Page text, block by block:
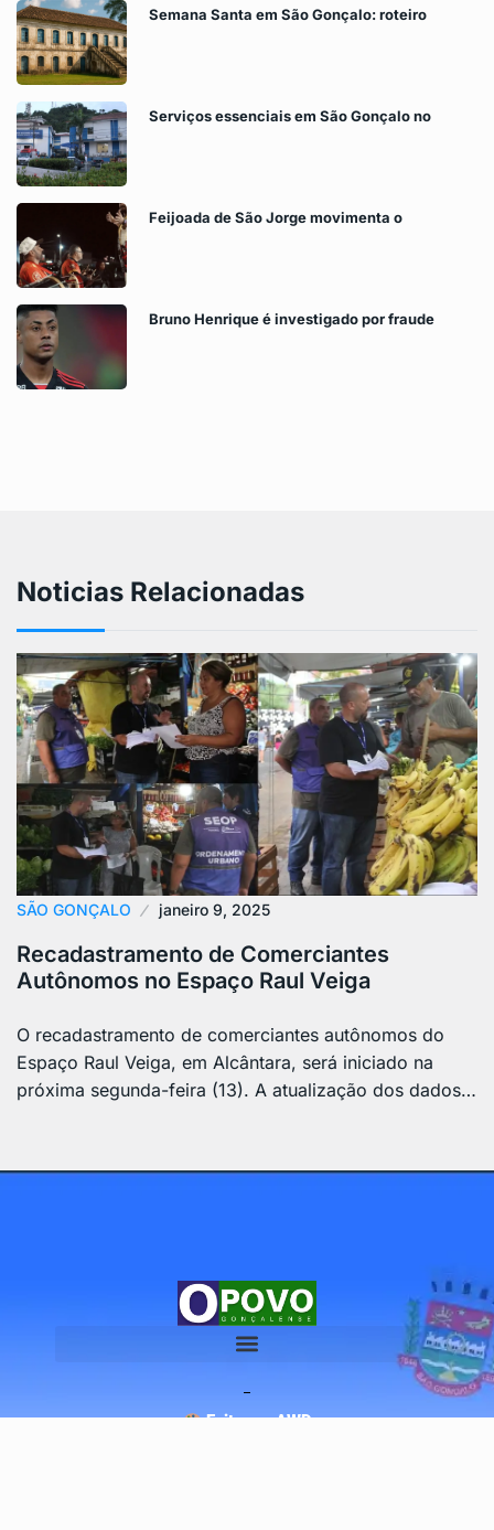
Semana Santa em São Gonçalo: roteiro
Serviços essenciais em São Gonçalo no
Feijoada de São Jorge movimenta o
Bruno Henrique é investigado por fraude
Noticias Relacionadas
SÃO GONÇALO janeiro 9, 2025
Recadastramento de Comerciantes
Autônomos no Espaço Raul Veiga
O recadastramento de comerciantes autônomos do
Espaço Raul Veiga, em Alcântara, será iniciado na
próxima segunda-feira (13). A atualização dos dados…
Feito por AWD